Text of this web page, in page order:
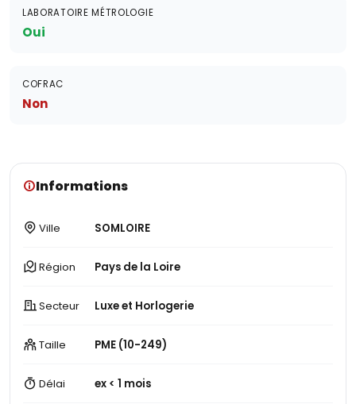
LABORATOIRE MÉTROLOGIE
Oui
COFRAC
Non
Informations
Ville SOMLOIRE
Région Pays de la Loire
Secteur Luxe et Horlogerie
Taille PME (10-249)
Délai ex < 1 mois